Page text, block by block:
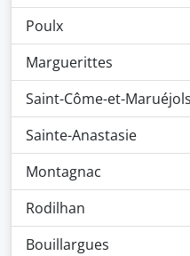
Poulx
Marguerittes
Saint-Côme-et-Maruéjols
Sainte-Anastasie
Montagnac
Rodilhan
Bouillargues